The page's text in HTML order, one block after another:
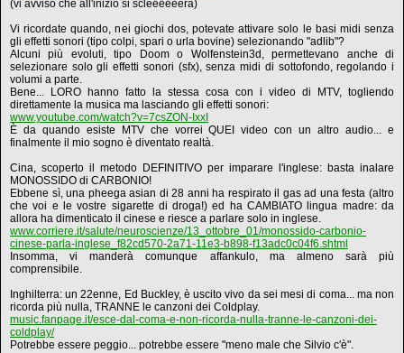
(vi avviso che all'inizio si scleeeeeera)
Vi ricordate quando, nei giochi dos, potevate attivare solo le basi midi senza
gli effetti sonori (tipo colpi, spari o urla bovine) selezionando "adlib"?
Alcuni più evoluti, tipo Doom o Wolfenstein3d, permettevano anche di
selezionare solo gli effetti sonori (sfx), senza midi di sottofondo, regolando i
volumi a parte.
Bene... LORO hanno fatto la stessa cosa con i video di MTV, togliendo
direttamente la musica ma lasciando gli effetti sonori:
www.youtube.com/watch?v=7csZON-IxxI
È da quando esiste MTV che vorrei QUEI video con un altro audio... e
finalmente il mio sogno è diventato realtà.
Cina, scoperto il metodo DEFINITIVO per imparare l'inglese: basta inalare
MONOSSIDO di CARBONIO!
Ebbene sì, una pheega asian di 28 anni ha respirato il gas ad una festa (altro
che voi e le vostre sigarette di droga!) ed ha CAMBIATO lingua madre: da
allora ha dimenticato il cinese e riesce a parlare solo in inglese.
www.corriere.it/salute/neuroscienze/13_ottobre_01/monossido-carbonio-
cinese-parla-inglese_f82cd570-2a71-11e3-b898-f13adc0c04f6.shtml
Insomma, vi manderà comunque affankulo, ma almeno sarà più
comprensibile.
Inghilterra: un 22enne, Ed Buckley, è uscito vivo da sei mesi di coma... ma non
ricorda più nulla, TRANNE le canzoni dei Coldplay.
music.fanpage.it/esce-dal-coma-e-non-ricorda-nulla-tranne-le-canzoni-dei-
coldplay/
Potrebbe essere peggio... potrebbe essere "meno male che Silvio c'è".